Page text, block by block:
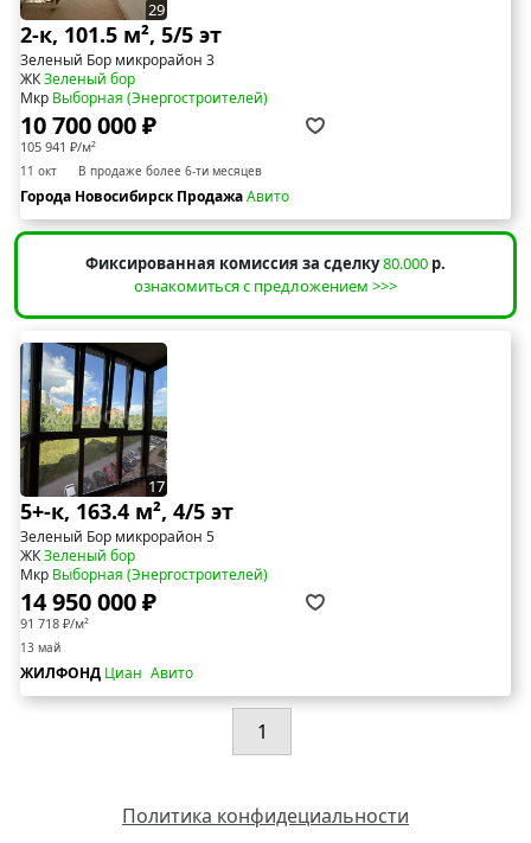
29
2-к, 101.5 м², 5/5 эт
Зеленый Бор микрорайон 3
ЖКЗеленый бор
Мкр Выборная (Энергостроителей)
10 700 000 ₽
105 941 ₽/м²
11 окт В продаже более 6-ти месяцев
Города Новосибирск ПродажаАвито
Фиксированная комиссия за сделку80.000 р.
ознакомиться с предложением >>>
17
5+-к, 163.4 м², 4/5 эт
Зеленый Бор микрорайон 5
ЖКЗеленый бор
Мкр Выборная (Энергостроителей)
14 950 000 ₽
91 718 ₽/м²
13 май
ЖИЛФОНД Циан Авито
1
Политика конфидециальности